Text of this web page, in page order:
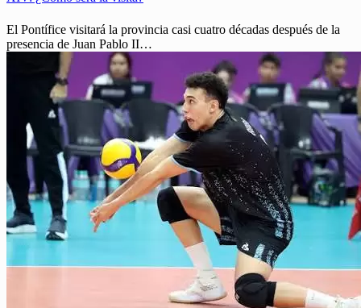
El Pontífice visitará la provincia casi cuatro décadas después de la
presencia de Juan Pablo II…